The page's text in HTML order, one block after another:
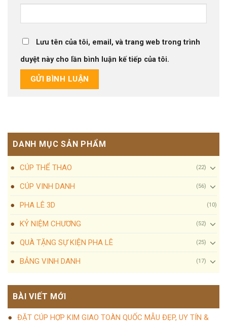
Lưu tên của tôi, email, và trang web trong trình
duyệt này cho lần bình luận kế tiếp của tôi.
DANH MỤC SẢN PHẨM
CÚP THỂ THAO (22)
CÚP VINH DANH (56)
PHA LÊ 3D (10)
KỶ NIỆM CHƯƠNG (52)
QUÀ TẶNG SỰ KIỆN PHA LÊ (25)
BẢNG VINH DANH (17)
BÀI VIẾT MỚI
ĐẶT CÚP HỢP KIM GIAO TOÀN QUỐC MẪU ĐẸP, UY TÍN &